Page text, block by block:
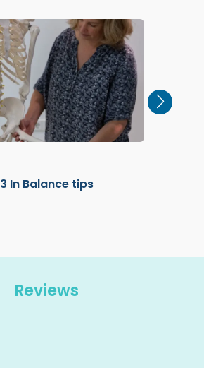
3 In Balance tips
Reviews